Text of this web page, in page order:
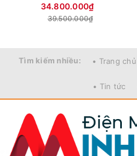
34.800.000₫
39.500.000₫
Tìm kiếm nhiều: • Trang chủ
• Tin tức